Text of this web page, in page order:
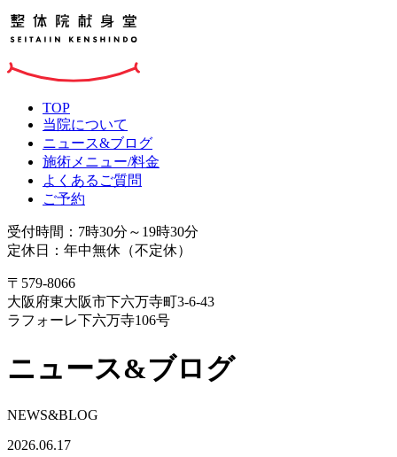
TOP
当院について
ニュース&ブログ
施術メニュー/料金
よくあるご質問
ご予約
受付時間：7時30分～19時30分
定休日：年中無休（不定休）
〒579-8066
大阪府東大阪市下六万寺町3-6-43
ラフォーレ下六万寺106号
ニュース&ブログ
NEWS&BLOG
2026.06.17